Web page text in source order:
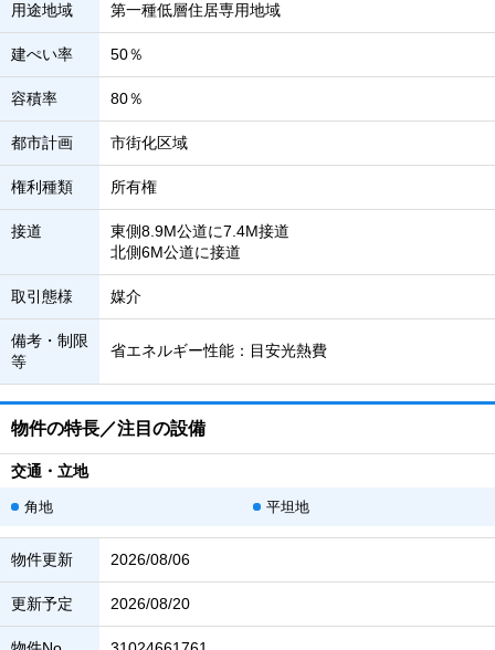
用途地域 第一種低層住居専用地域
建ぺい率 50％
容積率 80％
都市計画 市街化区域
権利種類 所有権
接道
東側8.9M公道に7.4M接道
北側6M公道に接道
取引態様 媒介
備考・制限
等
省エネルギー性能：目安光熱費
物件の特長／注目の設備
交通・立地
角地 平坦地
物件更新 2026/08/06
更新予定 2026/08/20